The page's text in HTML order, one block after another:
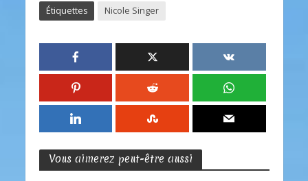
Étiquettes Nicole Singer
Vous aimerez peut-être aussi